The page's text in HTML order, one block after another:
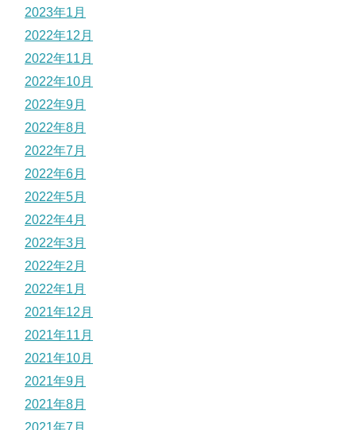
2023年1月
2022年12月
2022年11月
2022年10月
2022年9月
2022年8月
2022年7月
2022年6月
2022年5月
2022年4月
2022年3月
2022年2月
2022年1月
2021年12月
2021年11月
2021年10月
2021年9月
2021年8月
2021年7月